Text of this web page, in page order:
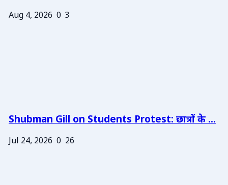
Aug 4, 2026 0 3
Shubman Gill on Students Protest: छात्रों के ...
Jul 24, 2026 0 26